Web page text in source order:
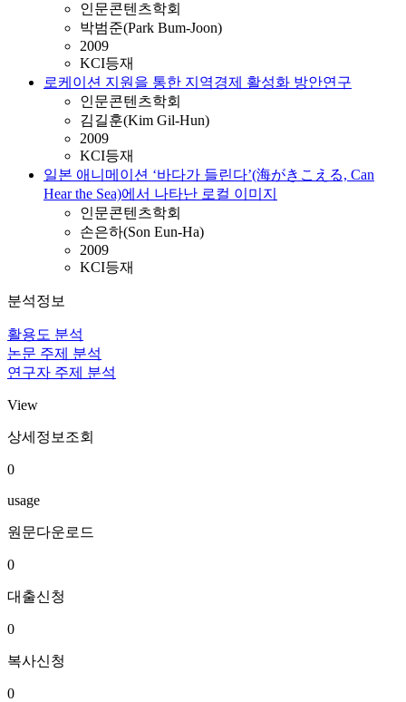
인문콘텐츠학회
박범준(Park Bum-Joon)
2009
KCI등재
로케이션 지원을 통한 지역경제 활성화 방안연구
인문콘텐츠학회
김길훈(Kim Gil-Hun)
2009
KCI등재
일본 애니메이션 ‘바다가 들린다’(海がきこえる, Can
Hear the Sea)에서 나타난 로컬 이미지
인문콘텐츠학회
손은하(Son Eun-Ha)
2009
KCI등재
분석정보
활용도 분석
논문 주제 분석
연구자 주제 분석
View
상세정보조회
0
usage
원문다운로드
0
대출신청
0
복사신청
0